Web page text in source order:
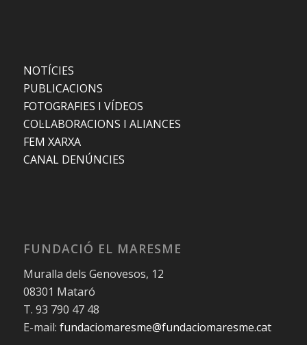
NOTÍCIES
PUBLICACIONS
FOTOGRAFIES I VÍDEOS
COL·LABORACIONS I ALIANCES
FEM XARXA
CANAL DENÚNCIES
FUNDACIÓ EL MARESME
Muralla dels Genovesos, 12
08301 Mataró
T. 93 790 47 48
E-mail: fundaciomaresme@fundaciomaresme.cat